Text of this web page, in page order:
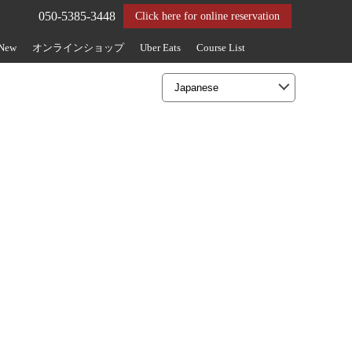
Click here for online reservation
050-5385-3448
オンラインショップ Uber Eats Course List